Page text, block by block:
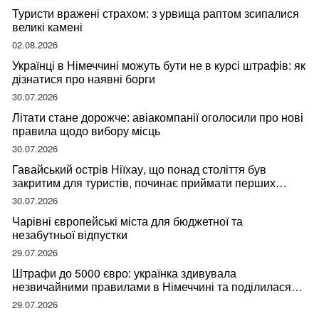
Туристи вражені страхом: з урвища раптом зсипалися
великі камені
02.08.2026
Українці в Німеччині можуть бути не в курсі штрафів: як
дізнатися про наявні борги
30.07.2026
Літати стане дорожче: авіакомпанії оголосили про нові
правила щодо вибору місць
30.07.2026
Гавайський острів Ніїхау, що понад століття був
закритим для туристів, починає приймати перших
відвідувачів
30.07.2026
Чарівні європейські міста для бюджетної та
незабутньої відпустки
29.07.2026
Штрафи до 5000 євро: українка здивувала
незвичайними правилами в Німеччині та поділилася
правдою
29.07.2026